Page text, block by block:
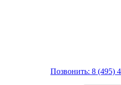
Позвонить: 8 (495)